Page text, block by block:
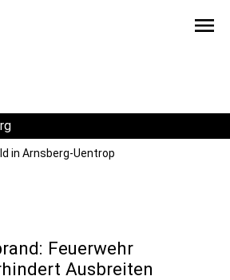
menu
in Arnsberg-Uentrop
Feuerwehr
Ausbreiten